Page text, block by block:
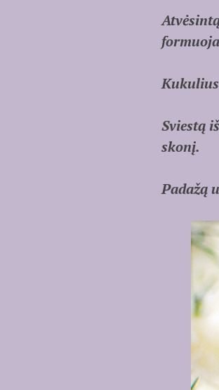
Kukulius
Sviestą
skonį.
Padažą